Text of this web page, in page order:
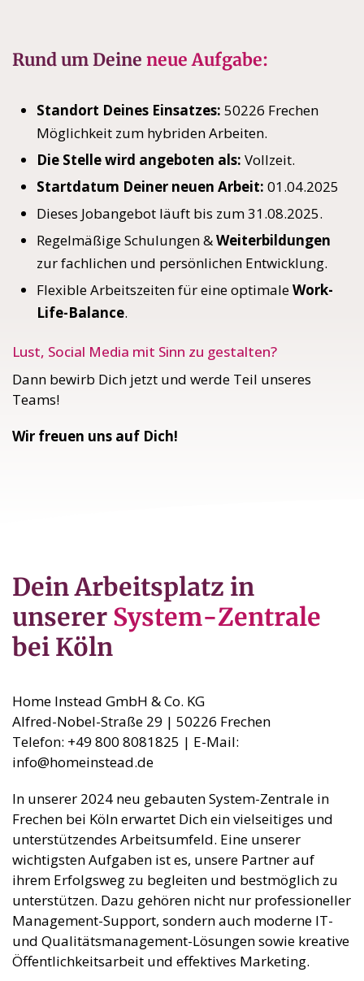
Rund um Deine neue Aufgabe:
Standort Deines Einsatzes: 50226 Frechen
Möglichkeit zum hybriden Arbeiten.
Die Stelle wird angeboten als: Vollzeit.
Startdatum Deiner neuen Arbeit: 01.04.2025
Dieses Jobangebot läuft bis zum 31.08.2025.
Regelmäßige Schulungen &Weiterbildungen
zur fachlichen und persönlichen Entwicklung.
Flexible Arbeitszeiten für eine optimaleWork-
Life-Balance.
Lust, Social Media mit Sinn zu gestalten?
Dann bewirb Dich jetzt und werde Teil unseres
Teams!
Wir freuen uns auf Dich!
Dein Arbeitsplatz in
unserer System-Zentrale
bei Köln
Home Instead GmbH & Co. KG
Alfred-Nobel-Straße 29 | 50226 Frechen
Telefon: +49 800 8081825 | E-Mail:
info@homeinstead.de
In unserer 2024 neu gebauten System-Zentrale in
Frechen bei Köln erwartet Dich ein vielseitiges und
unterstützendes Arbeitsumfeld. Eine unserer
wichtigsten Aufgaben ist es, unsere Partner auf
ihrem Erfolgsweg zu begleiten und bestmöglich zu
unterstützen. Dazu gehören nicht nur professioneller
Management-Support, sondern auch moderne IT-
und Qualitätsmanagement-Lösungen sowie kreative
Öffentlichkeitsarbeit und effektives Marketing.